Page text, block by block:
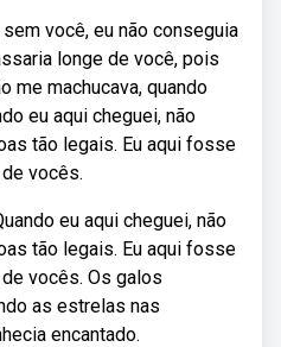
você, eu não conseguia
longe de você, pois
me machucava, quando
eu aqui cheguei, não
tão legais. Eu aqui fosse
vocês.
eu aqui cheguei, não
tão legais. Eu aqui fosse
vocês. Os galos
as estrelas nas
encantado.